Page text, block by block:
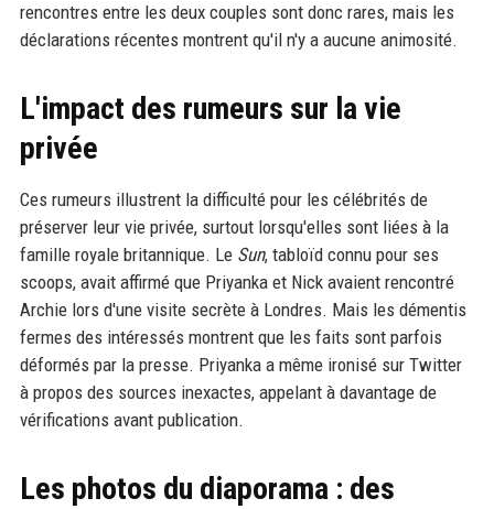
rencontres entre les deux couples sont donc rares, mais les
déclarations récentes montrent qu'il n'y a aucune animosité.
L'impact des rumeurs sur la vie
privée
Ces rumeurs illustrent la difficulté pour les célébrités de
préserver leur vie privée, surtout lorsqu'elles sont liées à la
famille royale britannique. Le Sun, tabloïd connu pour ses
scoops, avait affirmé que Priyanka et Nick avaient rencontré
Archie lors d'une visite secrète à Londres. Mais les démentis
fermes des intéressés montrent que les faits sont parfois
déformés par la presse. Priyanka a même ironisé sur Twitter
à propos des sources inexactes, appelant à davantage de
vérifications avant publication.
Les photos du diaporama : des